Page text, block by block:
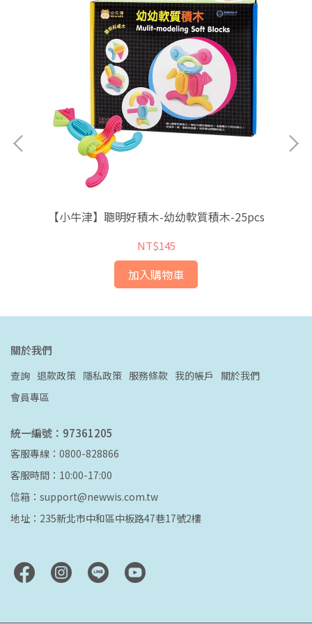
【小牛津】聰明好積木-幼幼軟質積木-25pcs
NT$145
加入購物車
關於我們
查詢 退款政策 隱私政策 服務條款 我的帳戶
關於我們
會員專區
統一編號：97361205
客服專線：0800-828866
客服時間：10:00-17:00
信箱：support@newwis.com.tw
地址：235新北市中和區中板路47巷17號2樓